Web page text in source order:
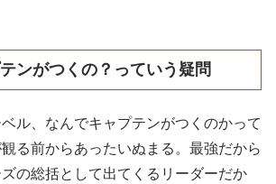
ンがつくの？っていう疑問
ル、なんでキャプテンがつくのかって
る前からあったいぬまる。最強だから
の総括として出てくるリーダーだか